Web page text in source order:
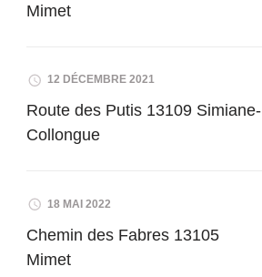
Mimet
12 DÉCEMBRE 2021
Route des Putis 13109 Simiane-
Collongue
18 MAI 2022
Chemin des Fabres 13105
Mimet